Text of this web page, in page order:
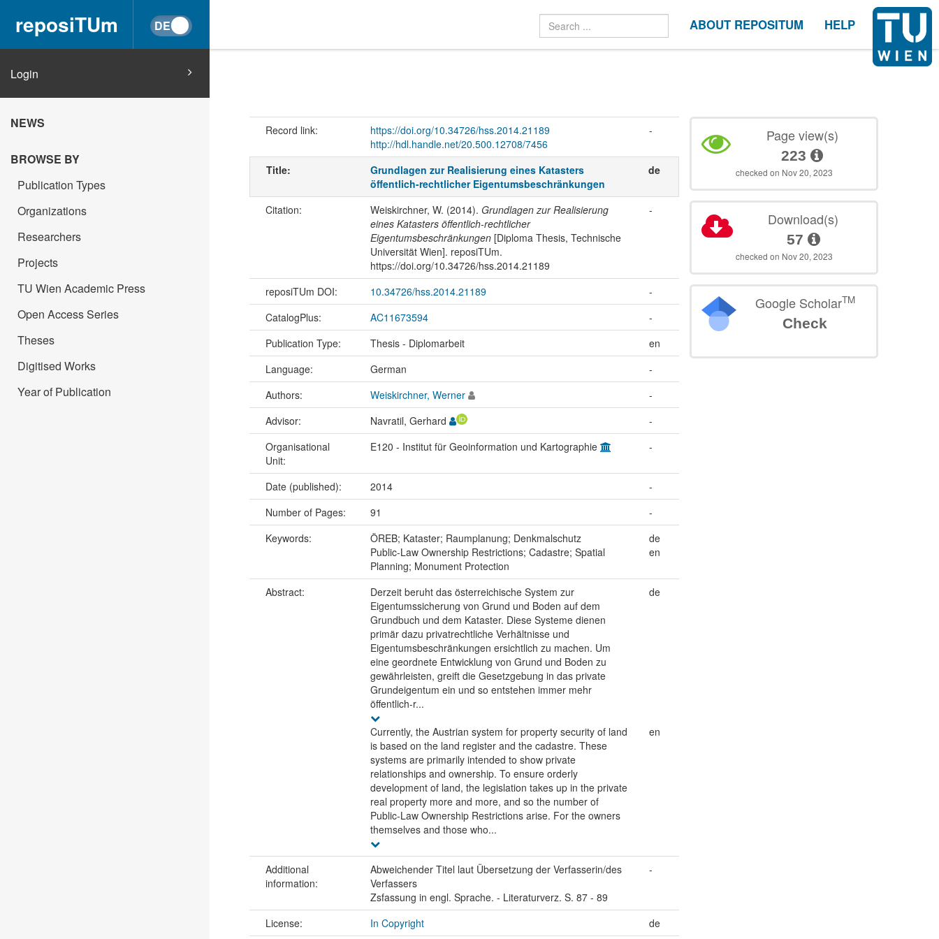
reposiTUm ABOUT REPOSITUM HELP
Login
NEWS
BROWSE BY
Publication Types
Organizations
Researchers
Projects
TU Wien Academic Press
Open Access Series
Theses
Digitised Works
Year of Publication
Record link:
https://doi.org/10.34726/hss.2014.21189
http://hdl.handle.net/20.500.12708/7456
-
Title:
Grundlagen zur Realisierung eines Katasters
öffentlich-rechtlicher Eigentumsbeschränkungen
de
Citation: Weiskirchner, W. (2014). Grundlagen zur Realisierung
eines Katasters öffentlich-rechtlicher
Eigentumsbeschränkungen[Diploma Thesis, Technische
Universität Wien]. reposiTUm.
https://doi.org/10.34726/hss.2014.21189
-
reposiTUm DOI: 10.34726/hss.2014.21189
-
CatalogPlus:
AC11673594
-
Publication Type:
Thesis - Diplomarbeit
en
Language:
German
-
Authors:
Weiskirchner, Werner
-
Advisor:
Navratil, Gerhard
-
Organisational
Unit:
E120 - Institut für Geoinformation und Kartographie -
Date (published): 2014
-
Number of Pages:
91
-
Keywords:
ÖREB; Kataster; Raumplanung; Denkmalschutz
de
Public-Law Ownership Restrictions; Cadastre; Spatial
Planning; Monument Protection
en
Abstract:
Derzeit beruht das österreichische System zur
Eigentumssicherung von Grund und Boden auf dem
Grundbuch und dem Kataster. Diese Systeme dienen
primär dazu privatrechtliche Verhältnisse und
Eigentumsbeschränkungen ersichtlich zu machen. Um
eine geordnete Entwicklung von Grund und Boden zu
gewährleisten, greift die Gesetzgebung in das private
Grundeigentum ein und so entstehen immer mehr
öffentlich-r...
de
Currently, the Austrian system for property security of land
is based on the land register and the cadastre. These
systems are primarily intended to show private
relationships and ownership. To ensure orderly
development of land, the legislation takes up in the private
real property more and more, and so the number of
Public-Law Ownership Restrictions arise. For the owners
themselves and those who...
en
Additional
information:
Abweichender Titel laut Übersetzung der Verfasserin/des
Verfassers
Zsfassung in engl. Sprache. - Literaturverz. S. 87 - 89
-
License: In Copyright de
Page view(s)
223
checked on Nov 20, 2023
Download(s)
57
checked on Nov 20, 2023
Google ScholarTM
Check